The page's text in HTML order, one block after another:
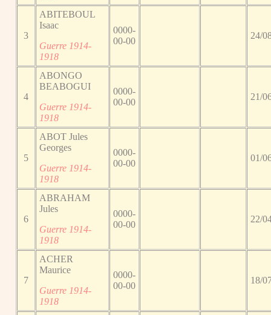
3
ABITEBOUL
Isaac
Guerre 1914-
1918
0000-
00-00
24/
4
ABONGO
BEABOGUI
Guerre 1914-
1918
0000-
00-00
21/
5
ABOT Jules
Georges
Guerre 1914-
1918
0000-
00-00
01/
6
ABRAHAM
Jules
Guerre 1914-
1918
0000-
00-00
22/
7
ACHER
Maurice
Guerre 1914-
1918
0000-
00-00
18/